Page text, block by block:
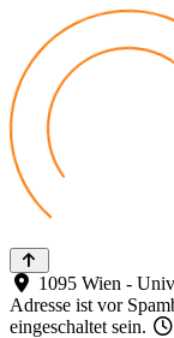
1095 Wien -
Adresse ist vor
eingeschaltet sein.